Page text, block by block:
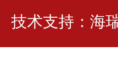
技术支持：海